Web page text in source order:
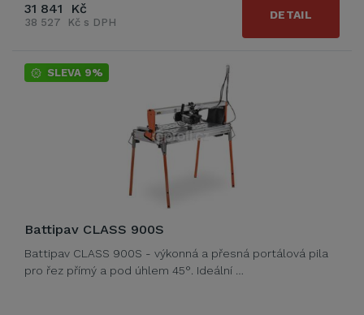
31 841 Kč
38 527 Kč s DPH
DETAIL
SLEVA 9%
Battipav CLASS 900S
Battipav CLASS 900S - výkonná a přesná portálová pila
pro řez přímý a pod úhlem 45°. Ideální …